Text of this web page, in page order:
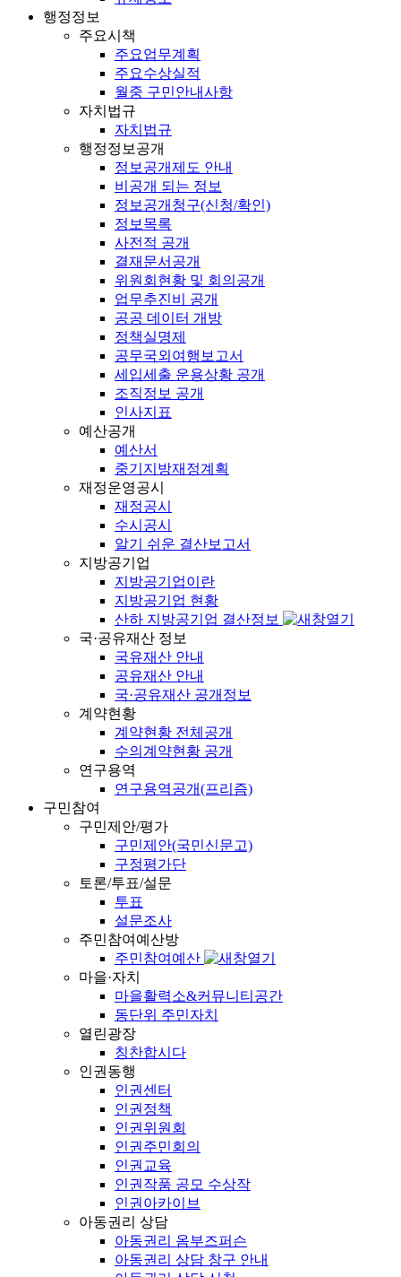
행정정보
주요시책
주요업무계획
주요수상실적
월중 구민안내사항
자치법규
자치법규
행정정보공개
정보공개제도 안내
비공개 되는 정보
정보공개청구(신청/확인)
정보목록
사전적 공개
결재문서공개
위원회현황 및 회의공개
업무추진비 공개
공공 데이터 개방
정책실명제
공무국외여행보고서
세입세출 운용상황 공개
조직정보 공개
인사지표
예산공개
예산서
중기지방재정계획
재정운영공시
재정공시
수시공시
알기 쉬운 결산보고서
지방공기업
지방공기업이란
지방공기업 현황
산하 지방공기업 결산정보
국·공유재산 정보
국유재산 안내
공유재산 안내
국·공유재산 공개정보
계약현황
계약현황 전체공개
수의계약현황 공개
연구용역
연구용역공개(프리즘)
구민참여
구민제안/평가
구민제안(국민신문고)
구정평가단
토론/투표/설문
투표
설문조사
주민참여예산방
주민참여예산
마을·자치
마을활력소&커뮤니티공간
동단위 주민자치
열린광장
칭찬합시다
인권동행
인권센터
인권정책
인권위원회
인권주민회의
인권교육
인권작품 공모 수상작
인권아카이브
아동권리 상담
아동권리 옴부즈퍼슨
아동권리 상담 창구 안내